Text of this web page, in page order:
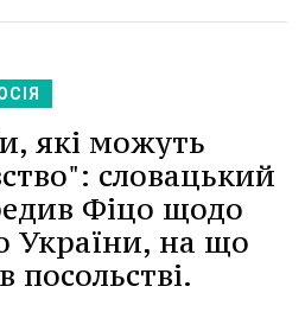
які можуть
словацький
Фіцо щодо
України, на що
посольстві.